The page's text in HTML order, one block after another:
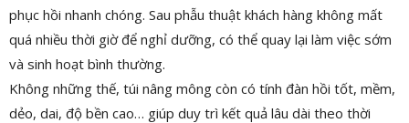
phục hồi nhanh chóng. Sau phẫu thuật khách hàng không mất
quá nhiều thời giờ để nghỉ dưỡng, có thể quay lại làm việc sớm
và sinh hoạt bình thường.
Không những thế, túi nâng mông còn có tính đàn hồi tốt, mềm,
dẻo, dai, độ bền cao… giúp duy trì kết quả lâu dài theo thời